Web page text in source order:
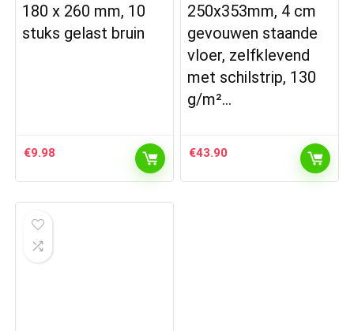
180 x 260 mm, 10
stuks gelast bruin
€9.98
250x353mm, 4 cm
gevouwen staande
vloer, zelfklevend
met schilstrip, 130
g/m²…
€43.90